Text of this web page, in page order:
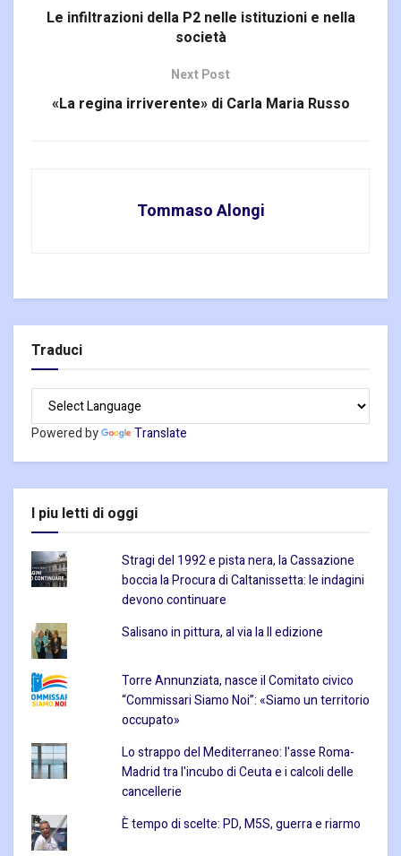
Le infiltrazioni della P2 nelle istituzioni e nella
società
Next Post
«La regina irriverente» di Carla Maria Russo
Tommaso Alongi
Traduci
Powered by Translate
I piu letti di oggi
Stragi del 1992 e pista nera, la Cassazione
boccia la Procura di Caltanissetta: le indagini
devono continuare
Salisano in pittura, al via la II edizione
Torre Annunziata, nasce il Comitato civico
“Commissari Siamo Noi”: «Siamo un territorio
occupato»
Lo strappo del Mediterraneo: l'asse Roma-
Madrid tra l'incubo di Ceuta e i calcoli delle
cancellerie
È tempo di scelte: PD, M5S, guerra e riarmo